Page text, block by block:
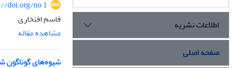
doi.org/no 1
قاسم افتخاری
مشاهده مقاله
شیوه‌های گوناگون
اطلاعات نشریه
صفحه اصلی